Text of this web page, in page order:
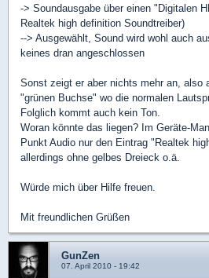
-> Soundausgabe über einen "Digitalen
Realtek high definition Soundtreiber)
--> Ausgewählt, Sound wird wohl auch
keines dran angeschlossen
Sonst zeigt er aber nichts mehr an, also
"grünen Buchse" wo die normalen
Folglich kommt auch kein Ton.
Woran könnte das liegen? Im Geräte-
Punkt Audio nur den Eintrag "Realtek
allerdings ohne gelbes Dreieck o.ä.
Würde mich über Hilfe freuen.
Mit freundlichen Grüßen
GunZen
07. April 2010 - 19:42